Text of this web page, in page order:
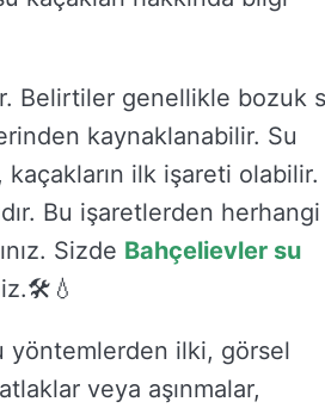
Belirtiler genellikle bozuk
kaynaklanabilir. Su
ilk işareti olabilir.
Bu işaretlerden herhangi
Sizde Bahçelievler su
yöntemlerden ilki, görsel
veya aşınmalar,